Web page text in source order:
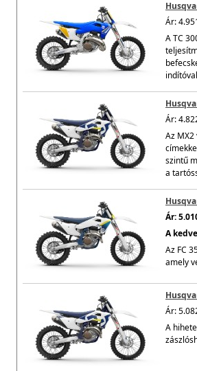
Ár:
A TC
Ár:
Az
szintű
a
Ár:
A
Az FC
amely
Ár:
A